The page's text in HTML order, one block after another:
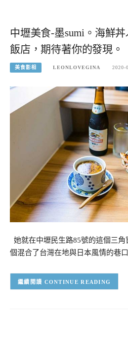
中壢美食-墨sumi。海鮮
飯店，期待著你的發現。
美食影相 LEONLOVEGINA 2020-
她就在中壢民生路85號的這個三
個混合了台灣在地與日本風情的巷
CONTINUE READING